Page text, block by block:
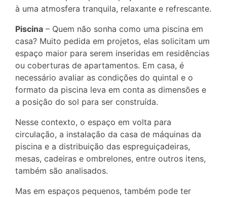
à uma atmosfera tranquila, relaxante e refrescante.
Piscina – Quem não sonha como uma piscina em
casa? Muito pedida em projetos, elas solicitam um
espaço maior para serem inseridas em residências
ou coberturas de apartamentos. Em casa, é
necessário avaliar as condições do quintal e o
formato da piscina leva em conta as dimensões e
a posição do sol para ser construída.
Nesse contexto, o espaço em volta para
circulação, a instalação da casa de máquinas da
piscina e a distribuição das espreguiçadeiras,
mesas, cadeiras e ombrelones, entre outros itens,
também são analisados.
Mas em espaços pequenos, também pode ter